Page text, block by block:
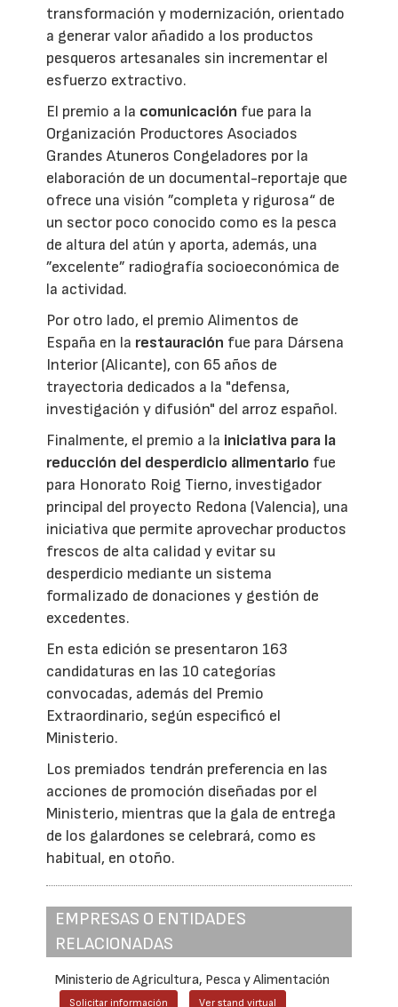
transformación y modernización, orientado
a generar valor añadido a los productos
pesqueros artesanales sin incrementar el
esfuerzo extractivo.
El premio a la comunicación fue para la
Organización Productores Asociados
Grandes Atuneros Congeladores por la
elaboración de un documental-reportaje que
ofrece una visión ”completa y rigurosa“ de
un sector poco conocido como es la pesca
de altura del atún y aporta, además, una
”excelente” radiografía socioeconómica de
la actividad.
Por otro lado, el premio Alimentos de
España en la restauración fue para Dársena
Interior (Alicante), con 65 años de
trayectoria dedicados a la "defensa,
investigación y difusión" del arroz español.
Finalmente, el premio a la iniciativa para la
reducción del desperdicio alimentario fue
para Honorato Roig Tierno, investigador
principal del proyecto Redona (Valencia), una
iniciativa que permite aprovechar productos
frescos de alta calidad y evitar su
desperdicio mediante un sistema
formalizado de donaciones y gestión de
excedentes.
En esta edición se presentaron 163
candidaturas en las 10 categorías
convocadas, además del Premio
Extraordinario, según especificó el
Ministerio.
Los premiados tendrán preferencia en las
acciones de promoción diseñadas por el
Ministerio, mientras que la gala de entrega
de los galardones se celebrará, como es
habitual, en otoño.
EMPRESAS O ENTIDADES
RELACIONADAS
Ministerio de Agricultura, Pesca y Alimentación
Solicitar información Ver stand virtual